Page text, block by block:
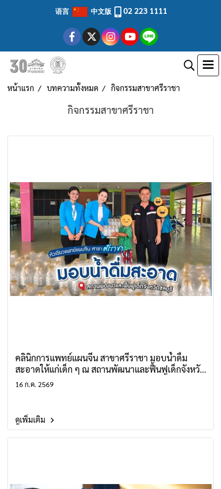
语言 中文版 02 223 1111
หน้าแรก บทความทั้งหมด กิจกรรมสาขาศรีราชา
กิจกรรมสาขาศรีราชา
คลินิกการแพทย์แผนจีน สาขาศรีราชา มอบน้ำดื่ม
สะอาดให้แก่เด็ก ๆ ณ สถานพัฒนาและฟื้นฟูเด็กจังหวัด
ชลบุรี
16 ก.ค. 2569
ดูเพิ่มเติม